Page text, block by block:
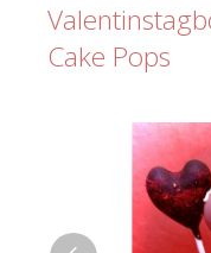
Cake Pops